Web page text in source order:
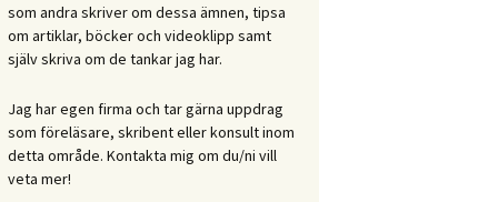
som andra skriver om dessa ämnen, tipsa
om artiklar, böcker och videoklipp samt
själv skriva om de tankar jag har.
Jag har egen firma och tar gärna uppdrag
som föreläsare, skribent eller konsult inom
detta område. Kontakta mig om du/ni vill
veta mer!